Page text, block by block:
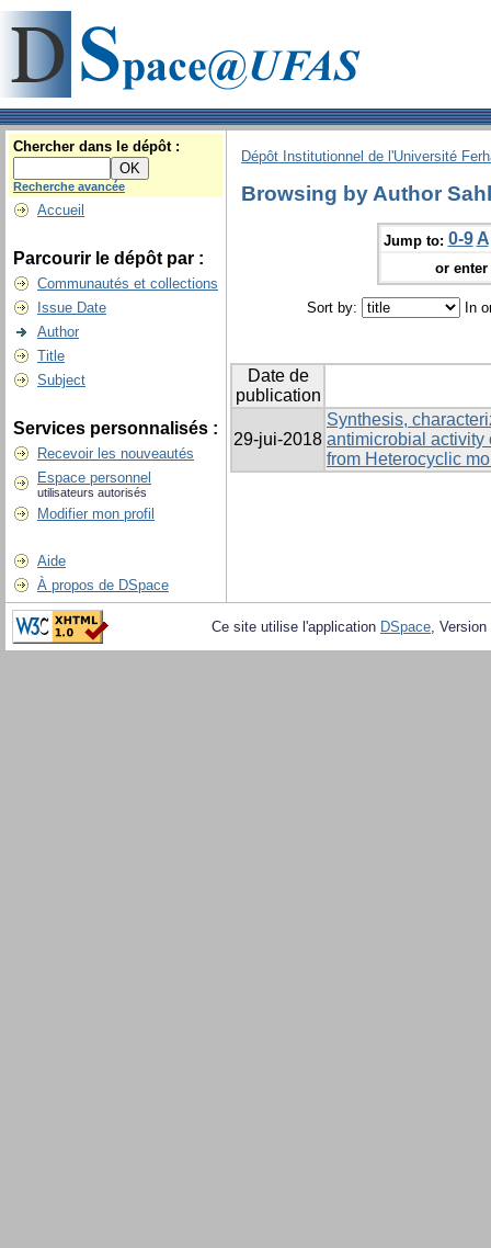
Chercher dans le dépôt :
Recherche avancée
Accueil
Parcourir le dépôt par :
Communautés et collections
Issue Date
Author
Title
Subject
Services personnalisés :
Recevoir les nouveautés
Espace personnel
utilisateurs autorisés
Modifier mon profil
Aide
À propos de DSpace
Dépôt Institutionnel de l'Université
Browsing by Author
Jump to: 0-9 A
or
Sort by: In
Date de
publication
29-jui-2018
Synthesis,
antimicrobial activity
from Heterocyclic
Ce site utilise l'application DSpace,